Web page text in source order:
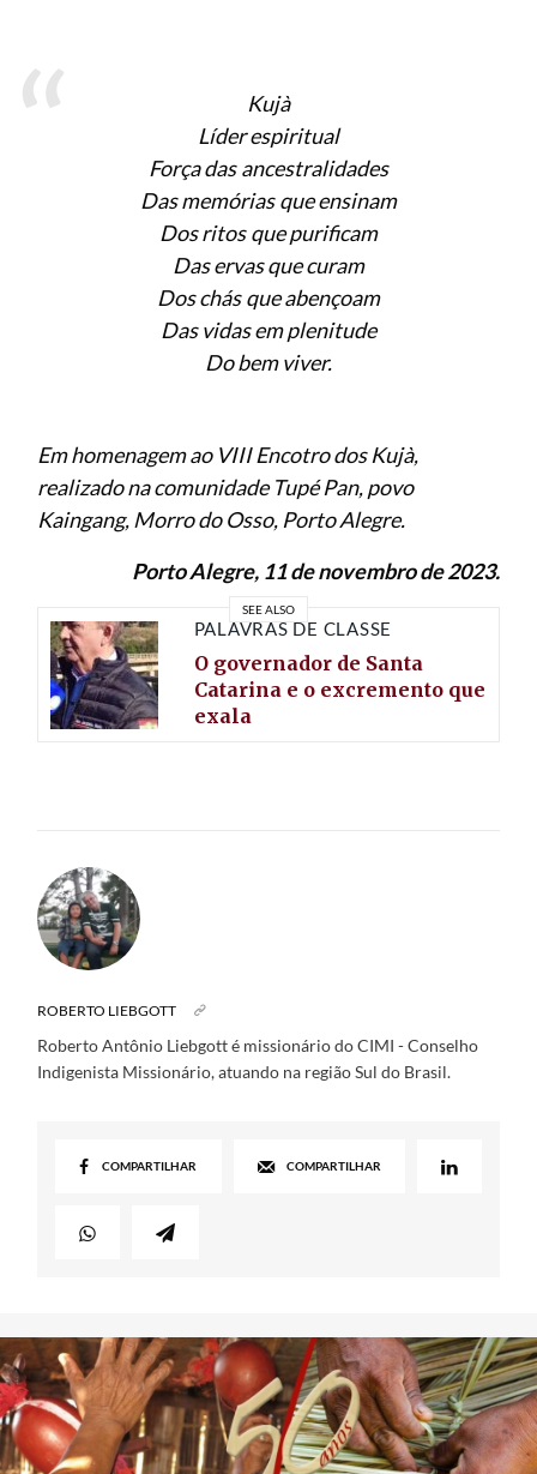
Kujà
Líder espiritual
Força das ancestralidades
Das memórias que ensinam
Dos ritos que purificam
Das ervas que curam
Dos chás que abençoam
Das vidas em plenitude
Do bem viver.
Em homenagem ao VIII Encotro dos Kujà,
realizado na comunidade Tupé Pan, povo
Kaingang, Morro do Osso, Porto Alegre.
Porto Alegre, 11 de novembro de 2023.
SEE ALSO
PALAVRAS DE CLASSE
O governador de Santa
Catarina e o excremento que
exala
ROBERTO LIEBGOTT
Roberto Antônio Liebgott é missionário do CIMI - Conselho
Indigenista Missionário, atuando na região Sul do Brasil.
COMPARTILHAR COMPARTILHAR